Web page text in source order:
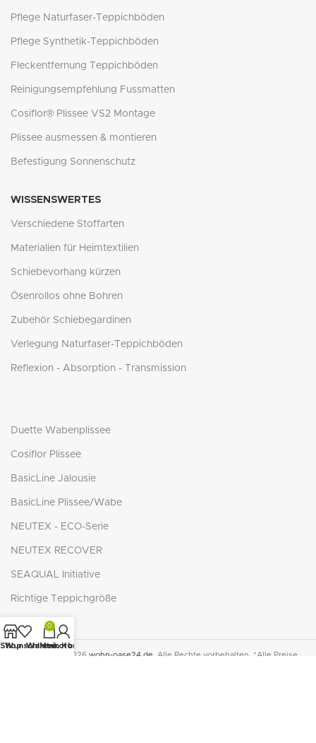
Pflege Naturfaser-Teppichböden
Pflege Synthetik-Teppichböden
Fleckentfernung Teppichböden
Reinigungsempfehlung Fussmatten
Cosiflor® Plissee VS2 Montage
Plissee ausmessen & montieren
Befestigung Sonnenschutz
WISSENSWERTES
Verschiedene Stoffarten
Materialien für Heimtextilien
Schiebevorhang kürzen
Ösenrollos ohne Bohren
Zubehör Schiebegardinen
Verlegung Naturfaser-Teppichböden
Reflexion - Absorption - Transmission
Duette Wabenplissee
Cosiflor Plissee
BasicLine Jalousie
BasicLine Plissee/Wabe
NEUTEX - ECO-Serie
NEUTEX RECOVER
SEAQUAL Initiative
Richtige Teppichgröße
© Copyright 2026 wohn-oase24.de . Alle Rechte vorbehalten. *Alle Preise
Shop
Wunschliste
0
Warenkorb
Mein Konto